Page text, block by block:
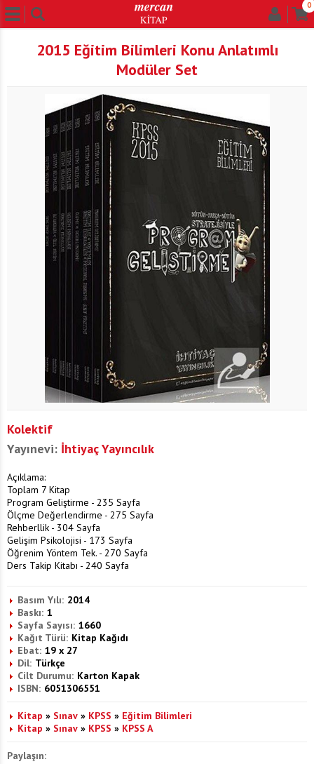
0
2015 Eğitim Bilimleri Konu Anlatımlı
Modüler Set
Kolektif
Yayınevi: İhtiyaç Yayıncılık
Açıklama:
Toplam 7 Kitap
Program Geliştirme - 235 Sayfa
Ölçme Değerlendirme - 275 Sayfa
Rehberllik - 304 Sayfa
Gelişim Psikolojisi - 173 Sayfa
Öğrenim Yöntem Tek. - 270 Sayfa
Ders Takip Kitabı - 240 Sayfa
Basım Yılı: 2014
Baskı: 1
Sayfa Sayısı: 1660
Kağıt Türü: Kitap Kağıdı
Ebat: 19 x 27
Dil: Türkçe
Cilt Durumu: Karton Kapak
ISBN: 6051306551
Kitap » Sınav » KPSS » Eğitim Bilimleri
Kitap » Sınav » KPSS » KPSS A
Paylaşın: